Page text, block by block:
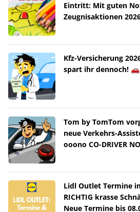
Eintritt: Mit guten
Zeugnisaktionen
Kfz-Versicherung
spart ihr dennoch!
Tom by TomTom
neue Verkehrs-
ooono CO-DRIVER
Lidl Outlet Termine
RICHTIG krasse
Neue Termine bis